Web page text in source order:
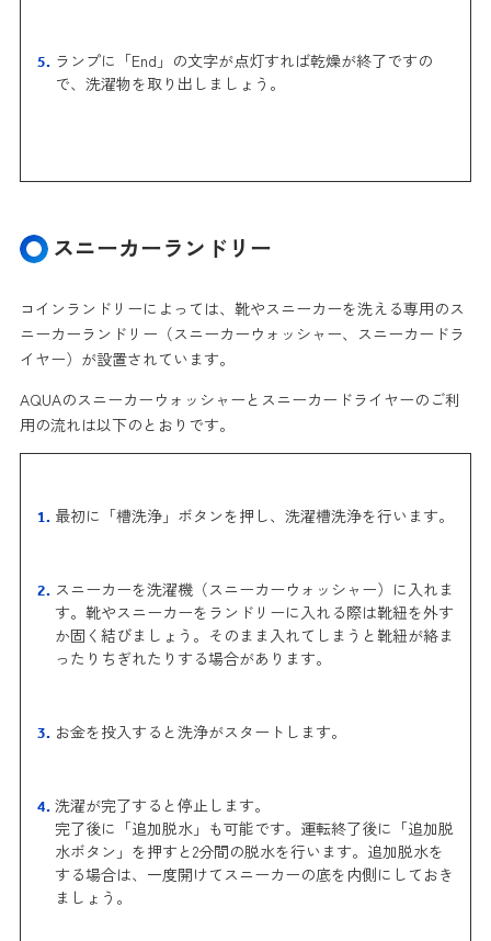
ランプに「End」の文字が点灯すれば乾燥が終了ですの
で、洗濯物を取り出しましょう。
スニーカーランドリー
コインランドリーによっては、靴やスニーカーを洗える専用のス
ニーカーランドリー（スニーカーウォッシャー、スニーカードラ
イヤー）が設置されています。
AQUAのスニーカーウォッシャーとスニーカードライヤーのご利
用の流れは以下のとおりです。
最初に「槽洗浄」ボタンを押し、洗濯槽洗浄を行います。
スニーカーを洗濯機（スニーカーウォッシャー）に入れま
す。靴やスニーカーをランドリーに入れる際は靴紐を外す
か固く結びましょう。そのまま入れてしまうと靴紐が絡ま
ったりちぎれたりする場合があります。
お金を投入すると洗浄がスタートします。
洗濯が完了すると停止します。
完了後に「追加脱水」も可能です。運転終了後に「追加脱
水ボタン」を押すと2分間の脱水を行います。追加脱水を
する場合は、一度開けてスニーカーの底を内側にしておき
ましょう。